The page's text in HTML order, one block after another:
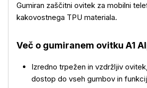
Več o izdelku
Gumiran zaščitni ovitek za mobilni
kakovostnega TPU materiala.
Več o gumiranem ovitku A1
Izredno trpežen in vzdržljiv
dostop do vseh gumbov in